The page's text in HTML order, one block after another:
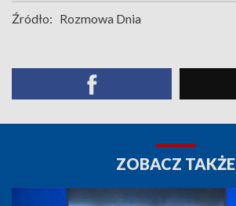
Źródło: Rozmowa Dnia
ZOBACZ TAKŻE